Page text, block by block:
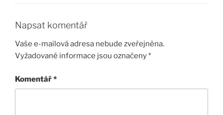
Napsat komentář
Vaše e-mailová adresa nebude zveřejněna.
Vyžadované informace jsou označeny*
Komentář*